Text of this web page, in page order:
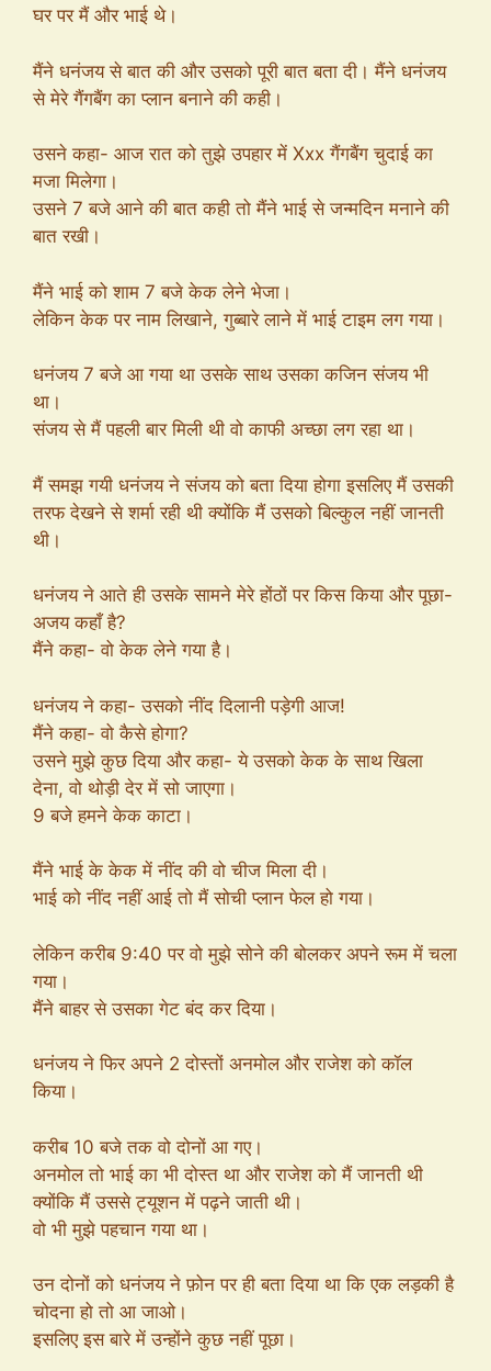
घर पर मैं और भाई थे।
मैंने धनंजय से बात की और उसको पूरी बात बता दी। मैंने धनंजय
से मेरे गैंगबैंग का प्लान बनाने की कही।
उसने कहा- आज रात को तुझे उपहार में Xxx गैंगबैंग चुदाई का
मजा मिलेगा।
उसने 7 बजे आने की बात कही तो मैंने भाई से जन्मदिन मनाने की
बात रखी।
मैंने भाई को शाम 7 बजे केक लेने भेजा।
लेकिन केक पर नाम लिखाने, गुब्बारे लाने में भाई टाइम लग गया।
धनंजय 7 बजे आ गया था उसके साथ उसका कजिन संजय भी
था।
संजय से मैं पहली बार मिली थी वो काफी अच्छा लग रहा था।
मैं समझ गयी धनंजय ने संजय को बता दिया होगा इसलिए मैं उसकी
तरफ देखने से शर्मा रही थी क्योंकि मैं उसको बिल्कुल नहीं जानती
थी।
धनंजय ने आते ही उसके सामने मेरे होंठों पर किस किया और पूछा-
अजय कहाँ है?
मैंने कहा- वो केक लेने गया है।
धनंजय ने कहा- उसको नींद दिलानी पड़ेगी आज!
मैंने कहा- वो कैसे होगा?
उसने मुझे कुछ दिया और कहा- ये उसको केक के साथ खिला
देना, वो थोड़ी देर में सो जाएगा।
9 बजे हमने केक काटा।
मैंने भाई के केक में नींद की वो चीज मिला दी।
भाई को नींद नहीं आई तो मैं सोची प्लान फेल हो गया।
लेकिन करीब 9:40 पर वो मुझे सोने की बोलकर अपने रूम में चला
गया।
मैंने बाहर से उसका गेट बंद कर दिया।
धनंजय ने फिर अपने 2 दोस्तों अनमोल और राजेश को कॉल
किया।
करीब 10 बजे तक वो दोनों आ गए।
अनमोल तो भाई का भी दोस्त था और राजेश को मैं जानती थी
क्योंकि मैं उससे ट्यूशन में पढ़ने जाती थी।
वो भी मुझे पहचान गया था।
उन दोनों को धनंजय ने फ़ोन पर ही बता दिया था कि एक लड़की है
चोदना हो तो आ जाओ।
इसलिए इस बारे में उन्होंने कुछ नहीं पूछा।